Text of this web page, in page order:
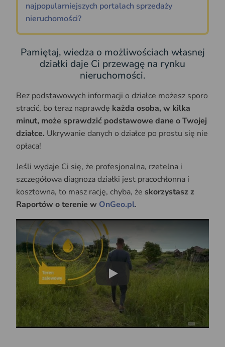
najpopularniejszych portalach sprzedaży
nieruchomości?
Pamiętaj, wiedza o możliwościach własnej
działki daje Ci przewagę na rynku
nieruchomości.
Bez podstawowych informacji o działce możesz sporo
stracić, bo teraz naprawdę każda osoba, w kilka
minut, może sprawdzić podstawowe dane o Twojej
działce. Ukrywanie danych o działce po prostu się nie
opłaca!
Jeśli wydaje Ci się, że profesjonalna, rzetelna i
szczegółowa diagnoza działki jest pracochłonna i
kosztowna, to masz rację, chyba, że skorzystasz z
Raportów o terenie w OnGeo.pl.
Play